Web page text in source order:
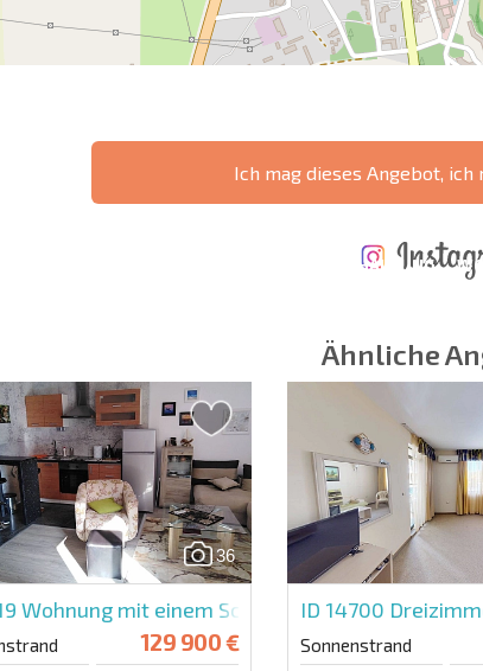
Ich mag dieses Angebot,
Felder
Nutzung
INSTANDHALTUNG
Ähnliche
36
Wohnung mit einem Schlafzimmer in Sunny
129 900 €
ID 14700
Sonnenstrand